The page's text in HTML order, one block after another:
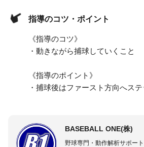
指導のコツ・ポイント
《指導のコツ》
・動きながら捕球していくこと
《指導のポイント》
・捕球後はファースト方向へス
BASEBALL ONE(株)
野球専門・動作解析サポート